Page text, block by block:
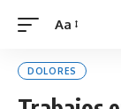
Font
Aa
DOLORES